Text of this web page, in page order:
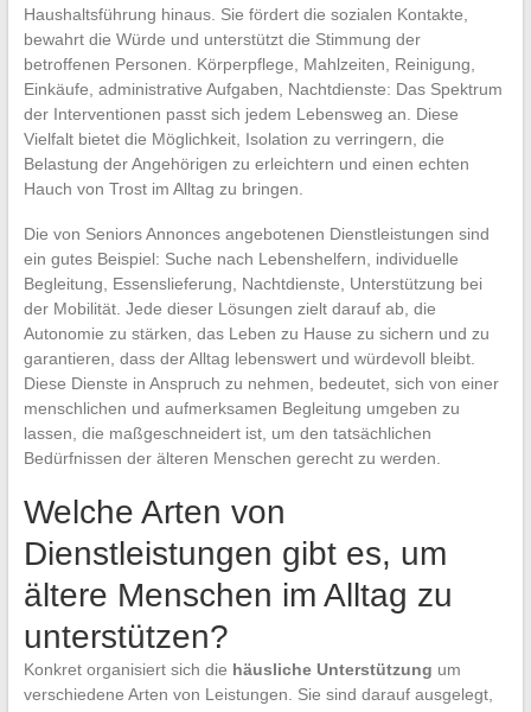
Haushaltsführung hinaus. Sie fördert die sozialen Kontakte,
bewahrt die Würde und unterstützt die Stimmung der
betroffenen Personen. Körperpflege, Mahlzeiten, Reinigung,
Einkäufe, administrative Aufgaben, Nachtdienste: Das Spektrum
der Interventionen passt sich jedem Lebensweg an. Diese
Vielfalt bietet die Möglichkeit, Isolation zu verringern, die
Belastung der Angehörigen zu erleichtern und einen echten
Hauch von Trost im Alltag zu bringen.
Die von Seniors Annonces angebotenen Dienstleistungen sind
ein gutes Beispiel: Suche nach Lebenshelfern, individuelle
Begleitung, Essenslieferung, Nachtdienste, Unterstützung bei
der Mobilität. Jede dieser Lösungen zielt darauf ab, die
Autonomie zu stärken, das Leben zu Hause zu sichern und zu
garantieren, dass der Alltag lebenswert und würdevoll bleibt.
Diese Dienste in Anspruch zu nehmen, bedeutet, sich von einer
menschlichen und aufmerksamen Begleitung umgeben zu
lassen, die maßgeschneidert ist, um den tatsächlichen
Bedürfnissen der älteren Menschen gerecht zu werden.
Welche Arten von
Dienstleistungen gibt es, um
ältere Menschen im Alltag zu
unterstützen?
Konkret organisiert sich die häusliche Unterstützung um
verschiedene Arten von Leistungen. Sie sind darauf ausgelegt,